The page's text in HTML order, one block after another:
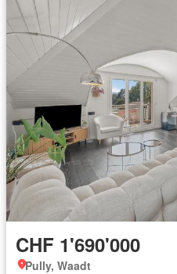
CHF 1'690'000
Pully, Waadt